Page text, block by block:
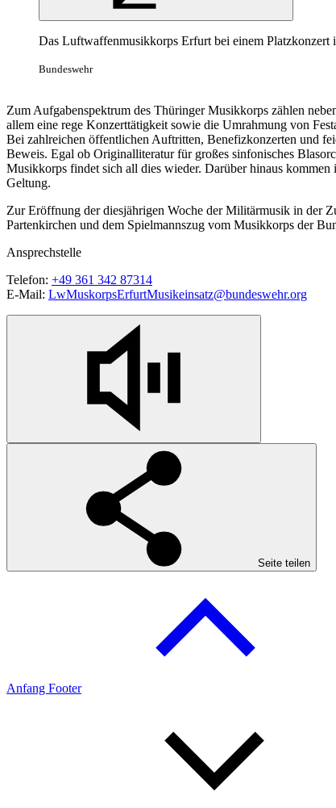
Das Luftwaffenmusikkorps Erfurt bei einem Platzkonzert
Bundeswehr
Zum Aufgabenspektrum des Thüringer Musikkorps zählen
allem eine rege Konzerttätigkeit sowie die Umrahmung von
Bei zahlreichen öffentlichen Auftritten, Benefizkonzerten und
Beweis. Egal ob Originalliteratur für großes sinfonisches
Musikkorps findet sich all dies wieder. Darüber hinaus
Geltung.
Zur Eröffnung der diesjährigen Woche der Militärmusik in der
Partenkirchen und dem Spielmannszug vom Musikkorps der
Ansprechstelle
Telefon: +49 361 342 87314
E-Mail: LwMuskorpsErfurtMusikeinsatz@bundeswehr.org
Seite teilen
Anfang Footer